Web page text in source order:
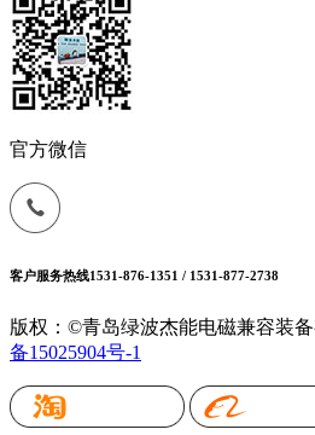
官方微信
客户服务热线1531-876-1351 / 1531-877-2738
版权：©青岛绿波杰能电磁兼容装备
备15025904号-1